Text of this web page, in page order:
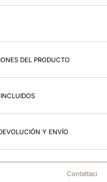
DEL PRODUCTO
Y ENVÍO
Contattaci